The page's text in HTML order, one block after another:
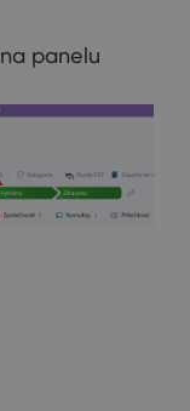
na panelu